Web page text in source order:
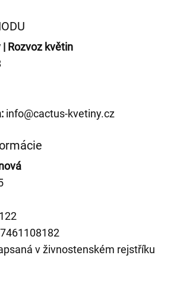
Rozvoz květin
info@cactus-kvetiny.cz
v živnostenském rejstříku